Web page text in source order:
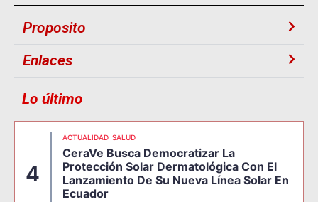
Proposito
Enlaces
Lo último
4
ACTUALIDAD SALUD
CeraVe Busca Democratizar La
Protección Solar Dermatológica Con El
Lanzamiento De Su Nueva Línea Solar En
Ecuador